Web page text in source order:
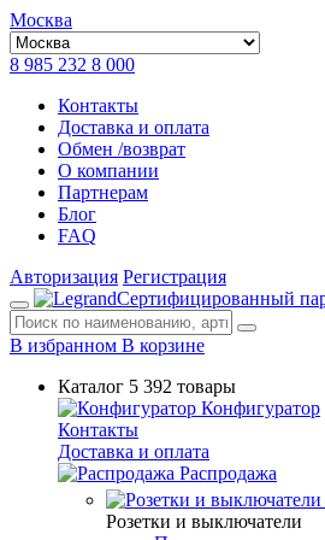
Москва
8 985 232 8 000
Контакты
Доставка и оплата
Обмен /возврат
О компании
Партнерам
Блог
FAQ
Авторизация Регистрация
Сертифицированный
В избранном В корзине
Каталог 5 392 товары
Конфигуратор
Контакты
Доставка и оплата
Распродажа
Розетки и выключатели